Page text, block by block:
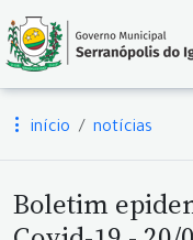
início notícias
Boletim